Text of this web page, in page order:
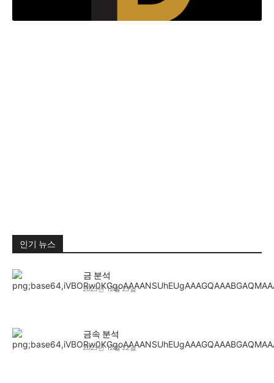
인기 뉴스
금 분석
2023년 12월 23일
금속 분석
2023년 12월 22일